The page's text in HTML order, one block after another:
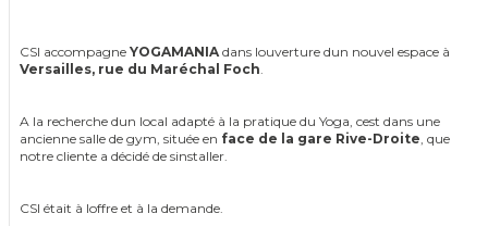
CSI accompagne YOGAMANIA dans louverture dun nouvel espace à
Versailles, rue du Maréchal Foch.
A la recherche dun local adapté à la pratique du Yoga, cest dans une
ancienne salle de gym, située en face de la gare Rive-Droite, que
notre cliente a décidé de sinstaller.
CSI était à loffre et à la demande.